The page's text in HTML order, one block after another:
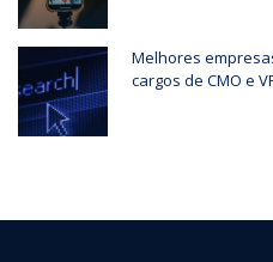
Melhores
cargos de CMO e